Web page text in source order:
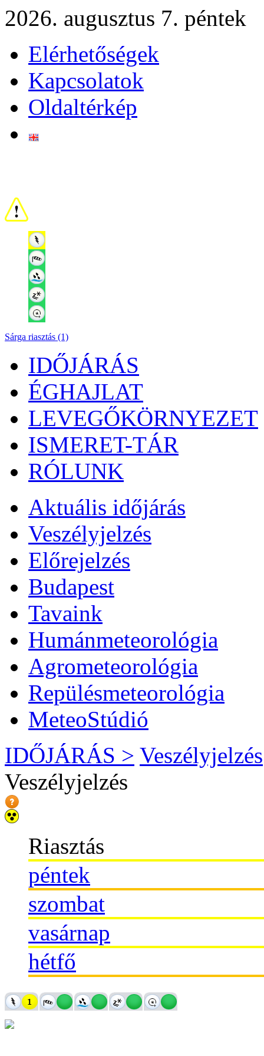
2026. augusztus 7. péntek
Elérhetőségek
Kapcsolatok
Oldaltérkép
Sárga riasztás (1)
IDŐJÁRÁS
ÉGHAJLAT
LEVEGŐKÖRNYEZET
ISMERET-TÁR
RÓLUNK
Aktuális időjárás
Veszélyjelzés
Előrejelzés
Budapest
Tavaink
Humánmeteorológia
Agrometeorológia
Repülésmeteorológia
MeteoStúdió
IDŐJÁRÁS > Veszélyjelzés
Veszélyjelzés
Riasztás
péntek
szombat
vasárnap
hétfő